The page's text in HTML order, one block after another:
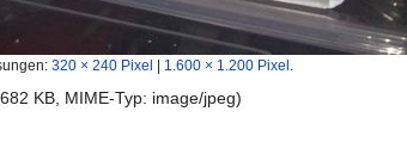
320 × 240 Pixel 1.600 × 1.200 Pixel
KB, MIME-Typ: image/jpeg)